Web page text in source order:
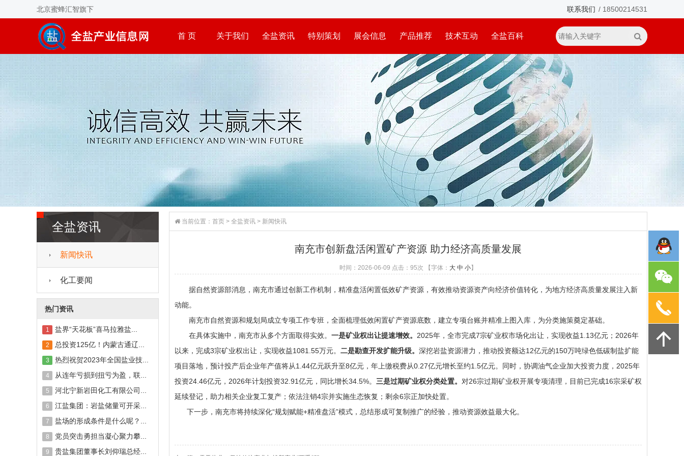
北京蜜蜂汇智旗下 联系我们 / 18500214531
首 页 关于我们 全盐资讯 特别策划 展会信息 产品推荐 技术互动 全盐百科
全盐资讯
新闻快讯
化工要闻
热门资讯
1 盐界“天花板”喜马拉雅盐...
2 总投资125亿！内蒙古通辽...
3 热烈祝贺2023年全国盐业技...
4 从连年亏损到扭亏为盈，联...
5 河北宁新岩田化工有限公司...
6 江盐集团：岩盐储量可开采...
7 盐场的形成条件是什么呢？...
8 党员突击勇担当凝心聚力攀...
9 贵盐集团董事长刘仰瑞总经...
当前位置： 首页 > 全盐资讯 > 新闻快讯
南充市创新盘活闲置矿产资源 助力经济高质量发展
时间：2026-06-09 点击： 95次 【字体： 大 中 小】
据自然资源部消息，南充市通过创新工作机制，精准盘活闲置低效矿产资源，有效推动资源资产向经济价值转化，为地方经济高质量发展注入新
动能。
南充市自然资源和规划局成立专项工作专班，全面梳理低效闲置矿产资源底数，建立专项台账并精准上图入库，为分类施策奠定基础。
在具体实施中，南充市从多个方面取得实效。 一是矿业权出让提速增效。 2025年，全市完成7宗矿业权市场化出让，实现收益1.13亿元；2026年
以来，完成3宗矿业权出让，实现收益1081.55万元。 二是勘查开发扩能升级。 深挖岩盐资源潜力，推动投资额达12亿元的150万吨绿色低碳制盐扩能
项目落地，预计投产后企业年产值将从1.44亿元跃升至8亿元，年上缴税费从0.27亿元增长至约1.5亿元。同时，协调油气企业加大投资力度，2025年
投资24.46亿元，2026年计划投资32.91亿元，同比增长34.5%。 三是过期矿业权分类处置。 对26宗过期矿业权开展专项清理，目前已完成16宗采矿权
延续登记，助力相关企业复工复产；依法注销4宗并实施生态恢复；剩余6宗正加快处置。
下一步，南充市将持续深化“规划赋能+精准盘活”模式，总结形成可复制推广的经验，推动资源效益最大化。